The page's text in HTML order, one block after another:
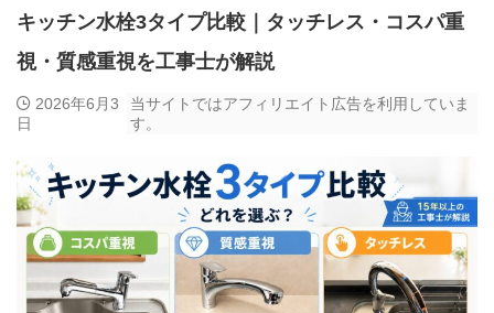
キッチン水栓3タイプ比較｜タッチレス・コスパ重
視・質感重視を工事士が解説
2026年6月3
日
当サイトではアフィリエイト広告を利用していま
す。